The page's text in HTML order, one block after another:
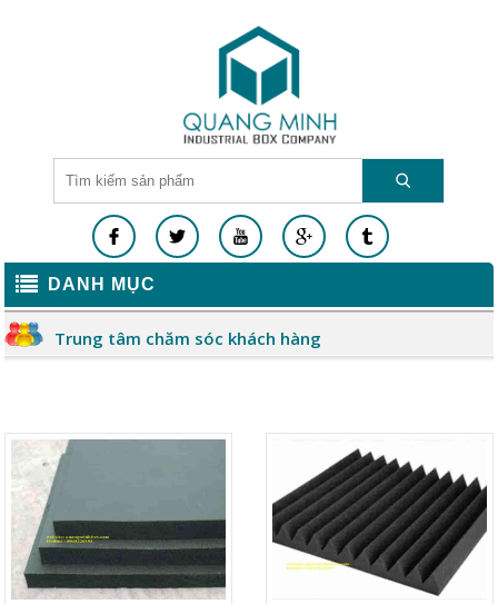
DANH MỤC
Trung tâm chăm sóc khách hàng